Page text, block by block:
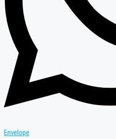
Envelope